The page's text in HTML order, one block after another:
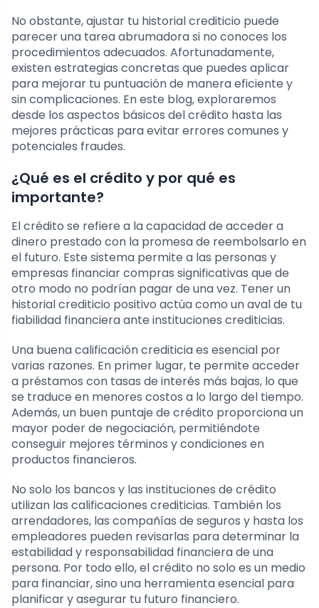
No obstante, ajustar tu historial crediticio puede
parecer una tarea abrumadora si no conoces los
procedimientos adecuados. Afortunadamente,
existen estrategias concretas que puedes aplicar
para mejorar tu puntuación de manera eficiente y
sin complicaciones. En este blog, exploraremos
desde los aspectos básicos del crédito hasta las
mejores prácticas para evitar errores comunes y
potenciales fraudes.
¿Qué es el crédito y por qué es
importante?
El crédito se refiere a la capacidad de acceder a
dinero prestado con la promesa de reembolsarlo en
el futuro. Este sistema permite a las personas y
empresas financiar compras significativas que de
otro modo no podrían pagar de una vez. Tener un
historial crediticio positivo actúa como un aval de tu
fiabilidad financiera ante instituciones crediticias.
Una buena calificación crediticia es esencial por
varias razones. En primer lugar, te permite acceder
a préstamos con tasas de interés más bajas, lo que
se traduce en menores costos a lo largo del tiempo.
Además, un buen puntaje de crédito proporciona un
mayor poder de negociación, permitiéndote
conseguir mejores términos y condiciones en
productos financieros.
No solo los bancos y las instituciones de crédito
utilizan las calificaciones crediticias. También los
arrendadores, las compañías de seguros y hasta los
empleadores pueden revisarlas para determinar la
estabilidad y responsabilidad financiera de una
persona. Por todo ello, el crédito no solo es un medio
para financiar, sino una herramienta esencial para
planificar y asegurar tu futuro financiero.